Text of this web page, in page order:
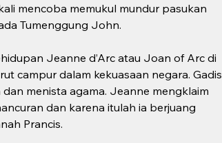
mencoba memukul mundur pasukan
Tumenggung John.
Jeanne d’Arc atau Joan of Arc di
campur dalam kekuasaan negara. Gadis
menista agama. Jeanne mengklaim
dan karena itulah ia berjuang
Prancis.